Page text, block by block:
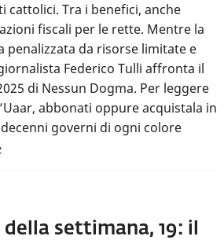
cattolici. Tra i benefici, anche
fiscali per le rette. Mentre la
penalizzata da risorse limitate e
Federico Tulli affronta il
di Nessun Dogma. Per leggere
abbonati oppure acquistala in
governi di ogni colore
settimana, 19: il